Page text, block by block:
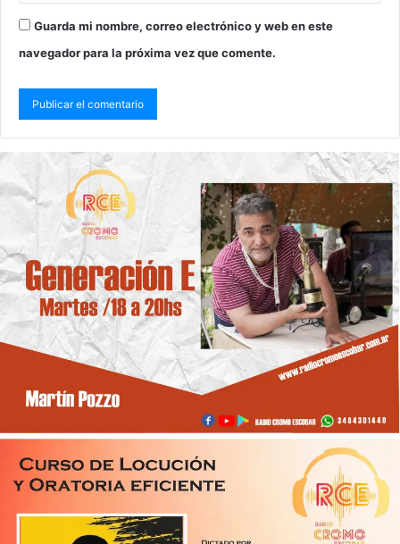
Guarda mi nombre, correo electrónico y web en este
navegador para la próxima vez que comente.